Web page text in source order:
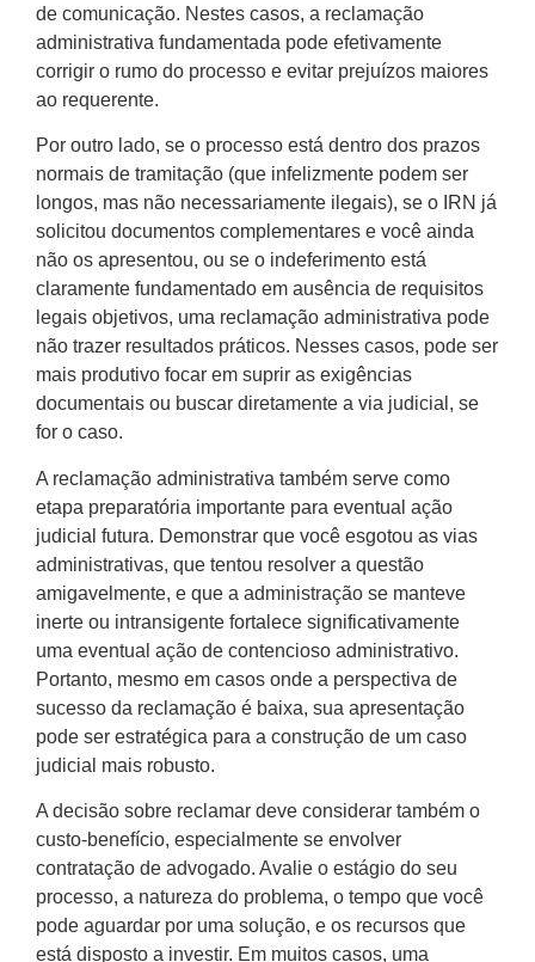
de comunicação. Nestes casos, a reclamação
administrativa fundamentada pode efetivamente
corrigir o rumo do processo e evitar prejuízos maiores
ao requerente.
Por outro lado, se o processo está dentro dos prazos
normais de tramitação (que infelizmente podem ser
longos, mas não necessariamente ilegais), se o IRN já
solicitou documentos complementares e você ainda
não os apresentou, ou se o indeferimento está
claramente fundamentado em ausência de requisitos
legais objetivos, uma reclamação administrativa pode
não trazer resultados práticos. Nesses casos, pode ser
mais produtivo focar em suprir as exigências
documentais ou buscar diretamente a via judicial, se
for o caso.
A reclamação administrativa também serve como
etapa preparatória importante para eventual ação
judicial futura. Demonstrar que você esgotou as vias
administrativas, que tentou resolver a questão
amigavelmente, e que a administração se manteve
inerte ou intransigente fortalece significativamente
uma eventual ação de contencioso administrativo.
Portanto, mesmo em casos onde a perspectiva de
sucesso da reclamação é baixa, sua apresentação
pode ser estratégica para a construção de um caso
judicial mais robusto.
A decisão sobre reclamar deve considerar também o
custo-benefício, especialmente se envolver
contratação de advogado. Avalie o estágio do seu
processo, a natureza do problema, o tempo que você
pode aguardar por uma solução, e os recursos que
está disposto a investir. Em muitos casos, uma